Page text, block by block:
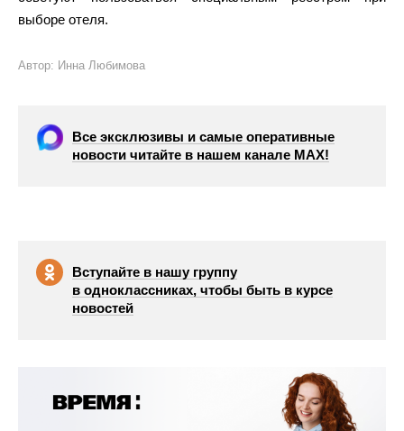
выборе отеля.
Автор: Инна Любимова
Все эксклюзивы и самые оперативные
новости читайте в нашем канале МАХ!
Вступайте в нашу группу
в одноклассниках, чтобы быть в курсе
новостей